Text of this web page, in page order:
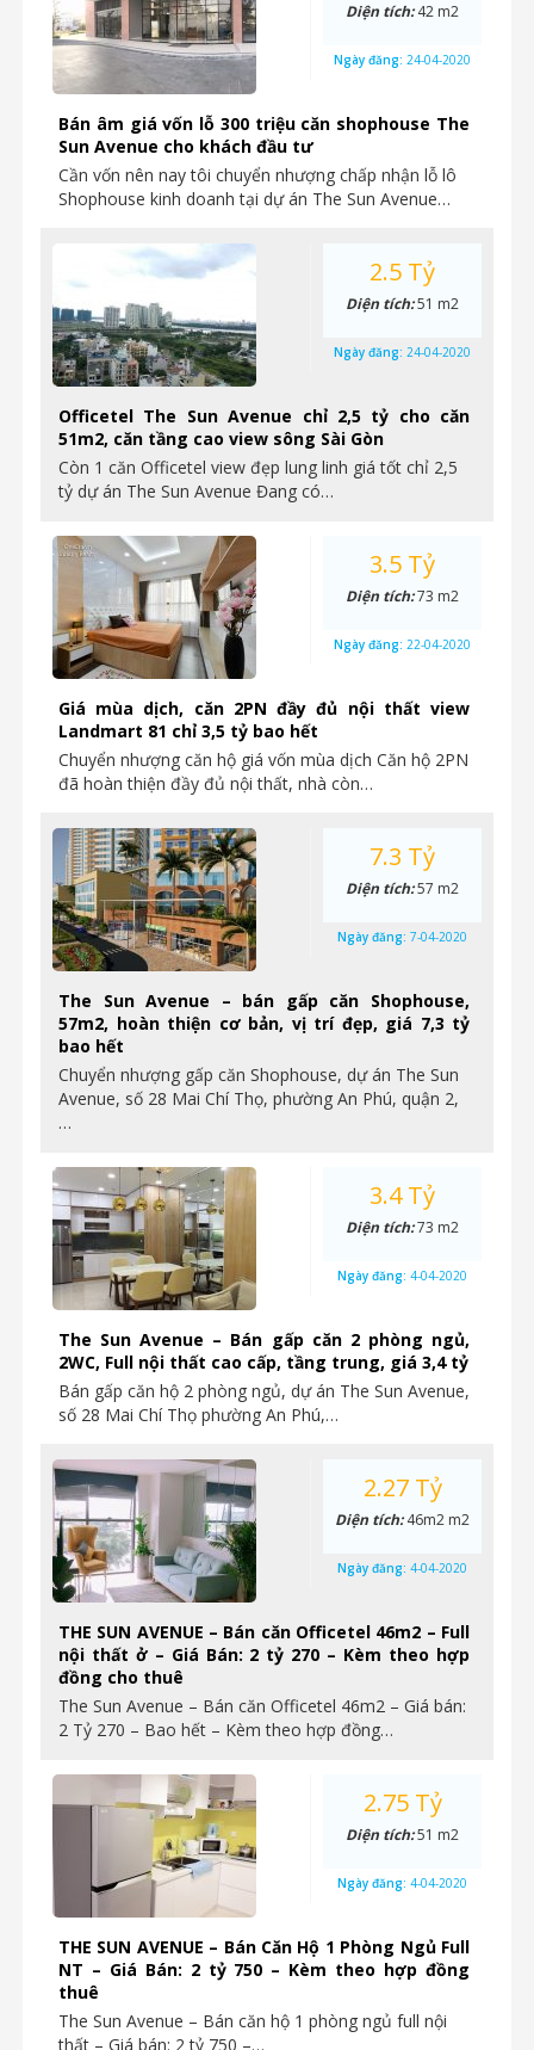
Bán âm giá vốn lỗ 300 triệu căn shophouse The
Sun Avenue cho khách đầu tư
Cần vốn nên nay tôi chuyển nhượng chấp nhận lỗ lô
Shophouse kinh doanh tại dự án The Sun Avenue…
Diện tích:42 m2
Ngày đăng: 24-04-2020
Officetel The Sun Avenue chỉ 2,5 tỷ cho căn
51m2, căn tầng cao view sông Sài Gòn
Còn 1 căn Officetel view đẹp lung linh giá tốt chỉ 2,5
tỷ dự án The Sun Avenue Đang có…
2.5 Tỷ
Diện tích:51 m2
Ngày đăng: 24-04-2020
Giá mùa dịch, căn 2PN đầy đủ nội thất view
Landmart 81 chỉ 3,5 tỷ bao hết
Chuyển nhượng căn hộ giá vốn mùa dịch Căn hộ 2PN
đã hoàn thiện đầy đủ nội thất, nhà còn…
3.5 Tỷ
Diện tích:73 m2
Ngày đăng: 22-04-2020
The Sun Avenue – bán gấp căn Shophouse,
57m2, hoàn thiện cơ bản, vị trí đẹp, giá 7,3 tỷ
bao hết
Chuyển nhượng gấp căn Shophouse, dự án The Sun
Avenue, số 28 Mai Chí Thọ, phường An Phú, quận 2,
…
7.3 Tỷ
Diện tích:57 m2
Ngày đăng: 7-04-2020
The Sun Avenue – Bán gấp căn 2 phòng ngủ,
2WC, Full nội thất cao cấp, tầng trung, giá 3,4 tỷ
Bán gấp căn hộ 2 phòng ngủ, dự án The Sun Avenue,
số 28 Mai Chí Thọ phường An Phú,…
3.4 Tỷ
Diện tích:73 m2
Ngày đăng: 4-04-2020
THE SUN AVENUE – Bán căn Officetel 46m2 – Full
nội thất ở – Giá Bán: 2 tỷ 270 – Kèm theo hợp
đồng cho thuê
The Sun Avenue – Bán căn Officetel 46m2 – Giá bán:
2 Tỷ 270 – Bao hết – Kèm theo hợp đồng…
2.27 Tỷ
Diện tích:46m2 m2
Ngày đăng: 4-04-2020
THE SUN AVENUE – Bán Căn Hộ 1 Phòng Ngủ Full
NT – Giá Bán: 2 tỷ 750 – Kèm theo hợp đồng
thuê
The Sun Avenue – Bán căn hộ 1 phòng ngủ full nội
thất – Giá bán: 2 tỷ 750 –…
2.75 Tỷ
Diện tích:51 m2
Ngày đăng: 4-04-2020